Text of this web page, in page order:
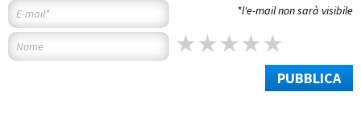
*l'e-mail non sarà visibile
PUBBLICA